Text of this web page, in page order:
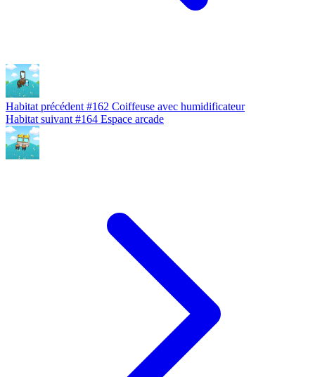
Habitat précédent #162 Coiffeuse avec humidificateur
Habitat suivant #164 Espace arcade